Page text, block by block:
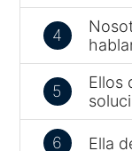
4
5
Ellos
6 Ella